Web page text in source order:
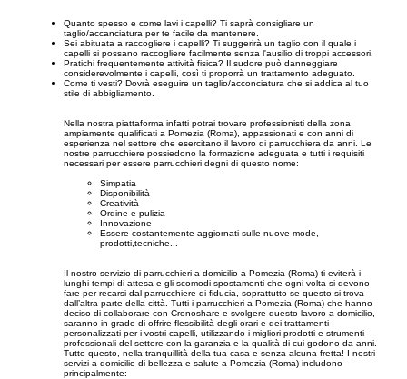
Quanto spesso e come lavi i capelli? Ti saprà consigliare un
taglio/accanciatura per te facile da mantenere.
Sei abituata a raccogliere i capelli? Ti suggerirà un taglio con il quale i
capelli si possano raccogliere facilmente senza l'ausilio di troppi accessori.
Pratichi frequentemente attività fisica? Il sudore può danneggiare
considerevolmente i capelli, così ti proporrà un trattamento adeguato.
Come ti vesti? Dovrà eseguire un taglio/acconciatura che si addica al tuo
stile di abbigliamento.
Nella nostra piattaforma infatti potrai trovare professionisti della zona
ampiamente qualificati a Pomezia (Roma), appassionati e con anni di
esperienza nel settore che esercitano il lavoro di parrucchiera da anni. Le
nostre parrucchiere possiedono la formazione adeguata e tutti i requisiti
necessari per essere parrucchieri degni di questo nome:
Simpatia
Disponibilità
Creatività
Ordine e pulizia
Innovazione
Essere costantemente aggiornati sulle nuove mode,
prodotti,tecniche...
Il nostro servizio di parrucchieri a domicilio a Pomezia (Roma) ti eviterà i
lunghi tempi di attesa e gli scomodi spostamenti che ogni volta si devono
fare per recarsi dal parrucchiere di fiducia, soprattutto se questo si trova
dall’altra parte della città. Tutti i parrucchieri a Pomezia (Roma) che hanno
deciso di collaborare con Cronoshare e svolgere questo lavoro a domicilio,
saranno in grado di offrire flessibilità degli orari e dei trattamenti
personalizzati per i vostri capelli, utilizzando i migliori prodotti e strumenti
professionali del settore con la garanzia e la qualità di cui godono da anni.
Tutto questo, nella tranquillità della tua casa e senza alcuna fretta! I nostri
servizi a domicilio di bellezza e salute a Pomezia (Roma) includono
principalmente: